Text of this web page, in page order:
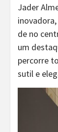
Jader
de no
um
percorre
sutil e